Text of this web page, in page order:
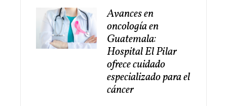
Avances en
oncología en
Guatemala:
Hospital El Pilar
ofrece cuidado
especializado para el
cáncer